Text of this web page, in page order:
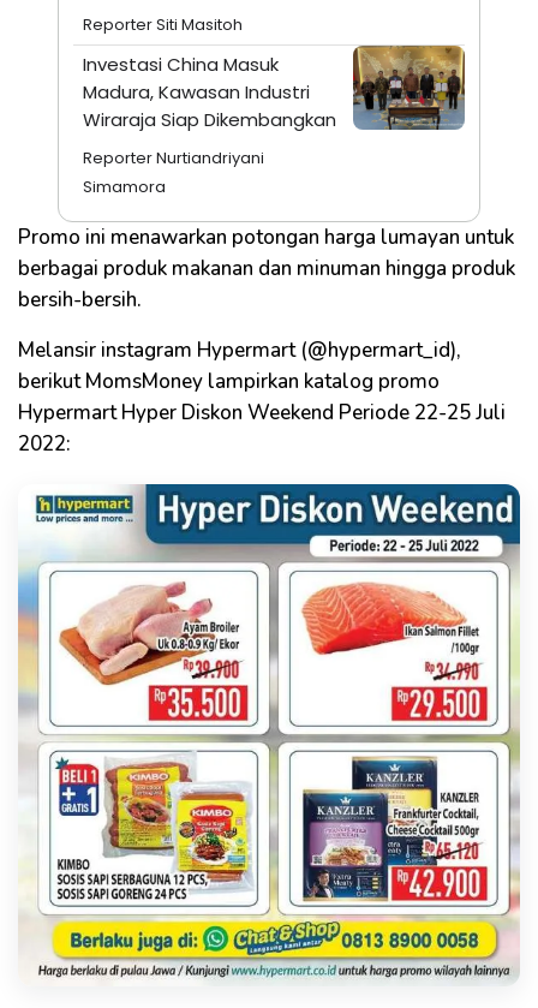
Reporter Siti Masitoh
Investasi China Masuk
Madura, Kawasan Industri
Wiraraja Siap Dikembangkan
Reporter Nurtiandriyani
Simamora
Promo ini menawarkan potongan harga lumayan untuk
berbagai produk makanan dan minuman hingga produk
bersih-bersih.
Melansir instagram Hypermart (@hypermart_id),
berikut MomsMoney lampirkan katalog promo
Hypermart Hyper Diskon Weekend Periode 22-25 Juli
2022: